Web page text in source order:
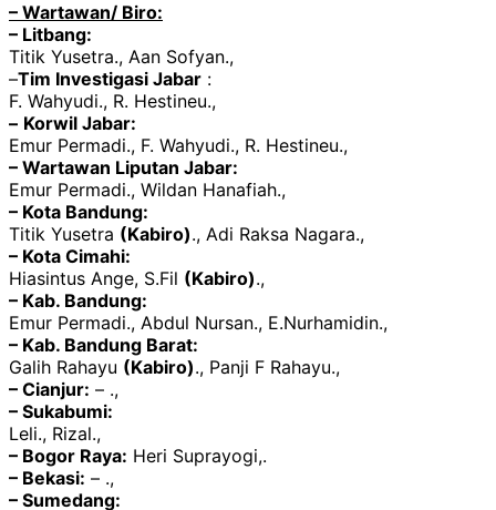
– Wartawan/ Biro:
– Litbang:
Titik Yusetra., Aan Sofyan.,
–Tim Investigasi Jabar :
F. Wahyudi., R. Hestineu.,
– Korwil Jabar:
Emur Permadi., F. Wahyudi., R. Hestineu.,
– Wartawan Liputan Jabar:
Emur Permadi., Wildan Hanafiah.,
– Kota Bandung:
Titik Yusetra (Kabiro)., Adi Raksa Nagara.,
– Kota Cimahi:
Hiasintus Ange, S.Fil (Kabiro).,
– Kab. Bandung:
Emur Permadi., Abdul Nursan., E.Nurhamidin.,
– Kab. Bandung Barat:
Galih Rahayu (Kabiro)., Panji F Rahayu.,
– Cianjur: – .,
– Sukabumi:
Leli., Rizal.,
– Bogor Raya: Heri Suprayogi,.
– Bekasi: – .,
– Sumedang: